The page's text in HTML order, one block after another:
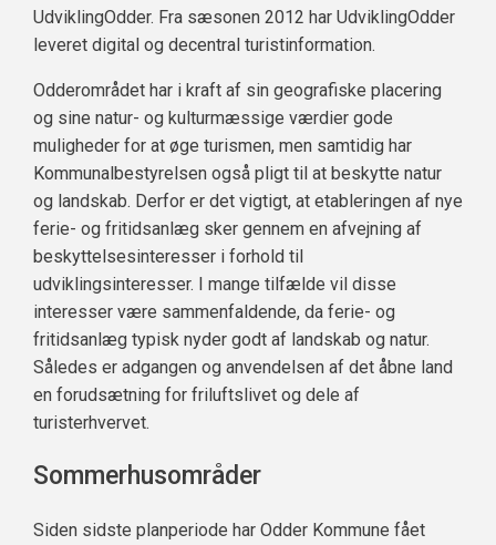
UdviklingOdder. Fra sæsonen 2012 har UdviklingOdder
leveret digital og decentral turistinformation.
Odderområdet har i kraft af sin geografiske placering
og sine natur- og kulturmæssige værdier gode
muligheder for at øge turismen, men samtidig har
Kommunalbestyrelsen også pligt til at beskytte natur
og landskab. Derfor er det vigtigt, at etableringen af nye
ferie- og fritidsanlæg sker gennem en afvejning af
beskyttelsesinteresser i forhold til
udviklingsinteresser. I mange tilfælde vil disse
interesser være sammenfaldende, da ferie- og
fritidsanlæg typisk nyder godt af landskab og natur.
Således er adgangen og anvendelsen af det åbne land
en forudsætning for friluftslivet og dele af
turisterhvervet.
Sommerhusområder
Siden sidste planperiode har Odder Kommune fået